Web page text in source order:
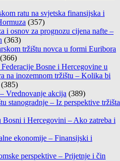
ratu na svjetska finansijska i
(357)
i osnov za prognozu cijena nafte –
(363)
tržištu novca u formi Euribora
(366)
Bosne i Hercegovine u
na inozemnom tržištu – Kolika bi
(385)
Vrednovanje akcija (389)
stanogradnje – Iz perspektive tržišta
Bosni i Hercegovini – Ako zatreba i
ekonomije – Finansijski i
perspektive – Prijetnje i čin